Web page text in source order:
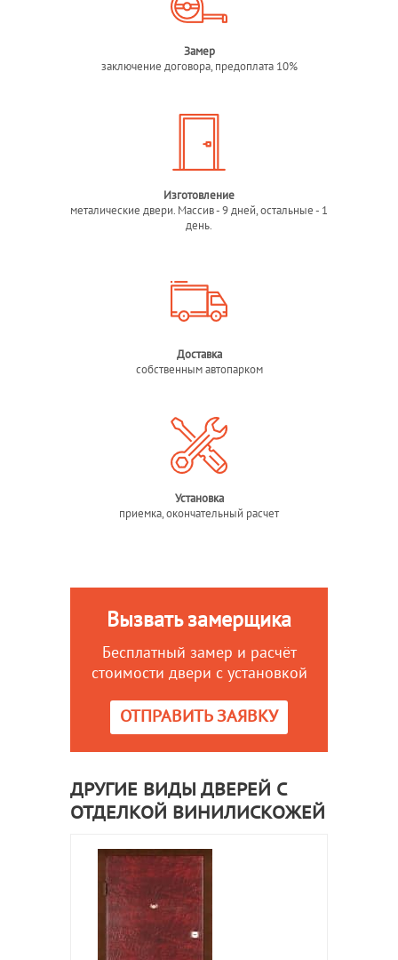
Замер
заключение договора, предоплата 10%
Изготовление
металические двери. Массив - 9 дней, остальные - 1
день.
Доставка
собственным автопарком
Установка
приемка, окончательный расчет
Вызвать замерщика
Бесплатный замер и расчёт
стоимости двери с установкой
ОТПРАВИТЬ ЗАЯВКУ
ДРУГИЕ ВИДЫ ДВЕРЕЙ С
ОТДЕЛКОЙ ВИНИЛИСКОЖЕЙ